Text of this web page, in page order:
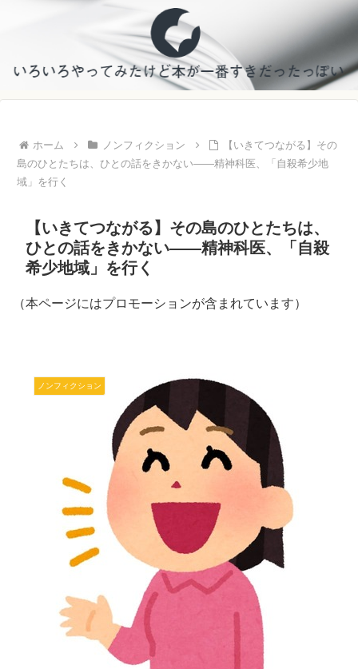
ホーム ノンフィクション
【いきてつながる】その
島のひとたちは、ひとの話をきかない――精神科医、「自殺希少地
域」を行く
【いきてつながる】その島のひとたちは、
ひとの話をきかない――精神科医、「自殺
希少地域」を行く
（本ページにはプロモーションが含まれています）
ノンフィクション